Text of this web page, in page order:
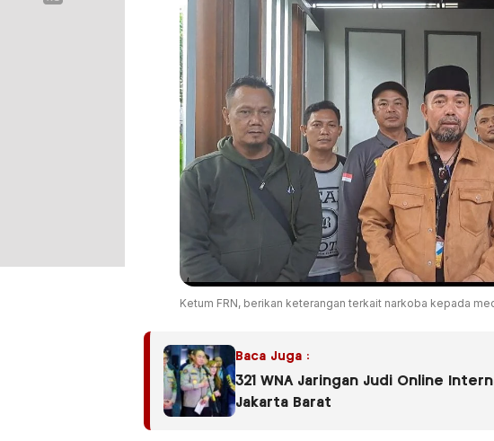
Ketum FRN, berikan keterangan terkait narkoba kepada
Baca Juga :
321 WNA Jaringan Judi Online
Jakarta Barat